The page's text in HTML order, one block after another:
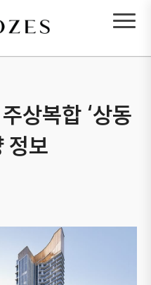
상복합 ‘상동
정보